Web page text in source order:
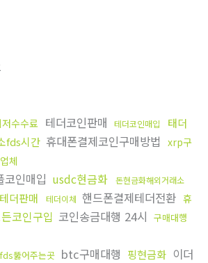
수수료 테더코인판매 테더코인매입
태더
fds시간 휴대폰결제코인구매방법 xrp구
체
코인매입 usdc현금화 돈현금화해외거래소
테더판매 테더이체 핸드폰결제테더전환 휴
코인구입 코인송금대행 24시 구매대행
뚫어주는곳 btc구매대행 핑현금화 이더